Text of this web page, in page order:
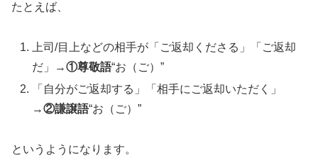
たとえば、
上司/目上などの相手が「ご返却くださる」「ご返却
だ」→①尊敬語“お（ご）”
「自分がご返却する」「相手にご返却いただく」
→②謙譲語“お（ご）”
というようになります。